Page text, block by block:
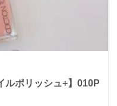
ルポリッシュ+】010P